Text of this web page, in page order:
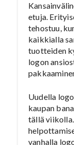
etuja.
tehostuu,
kaikkialla
tuotteiden
logon
Uudella
kaupan
tällä
vanhalla